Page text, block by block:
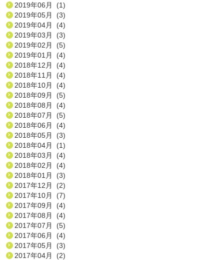
2019年06月 (1)
2019年05月 (3)
2019年04月 (4)
2019年03月 (3)
2019年02月 (5)
2019年01月 (4)
2018年12月 (4)
2018年11月 (4)
2018年10月 (4)
2018年09月 (5)
2018年08月 (4)
2018年07月 (5)
2018年06月 (4)
2018年05月 (3)
2018年04月 (1)
2018年03月 (4)
2018年02月 (4)
2018年01月 (3)
2017年12月 (2)
2017年10月 (7)
2017年09月 (4)
2017年08月 (4)
2017年07月 (5)
2017年06月 (4)
2017年05月 (3)
2017年04月 (2)